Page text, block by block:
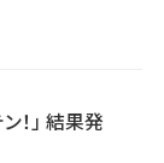
！」 結果発